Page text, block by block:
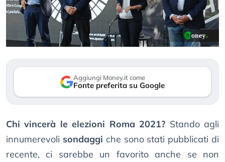
Aggiungi Money.it come
Fonte preferita su Google
Chi vincerà le elezioni Roma 2021? Stando agli
innumerevoli sondaggi che sono stati pubblicati di
recente, ci sarebbe un favorito anche se non